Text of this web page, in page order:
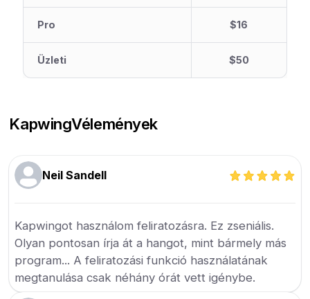
Pro $16
Üzleti $50
KapwingVélemények
Neil Sandell
Kapwingot használom feliratozásra. Ez zseniális.
Olyan pontosan írja át a hangot, mint bármely más
program... A feliratozási funkció használatának
megtanulása csak néhány órát vett igénybe.